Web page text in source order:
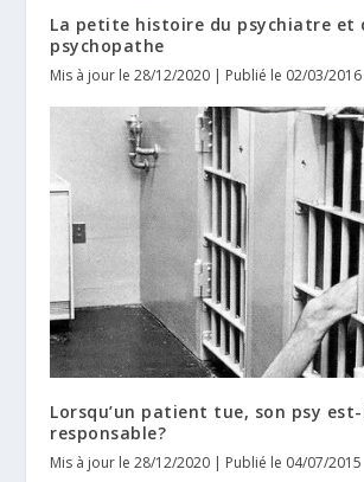
La petite histoire du psychiatre et
psychopathe
Mis à jour le 28/12/2020 | Publié le 02/03/2016
Lorsqu’un patient tue, son psy
responsable?
Mis à jour le 28/12/2020 | Publié le 04/07/2015